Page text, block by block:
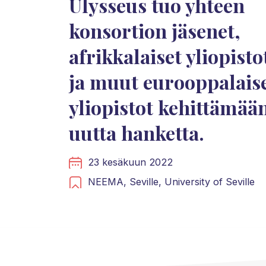
Ulysseus tuo yhteen
konsortion jäsenet,
afrikkalaiset
ja muut
yliopistot
uutta hanketta.
23 kesäkuun 2022
NEEMA, Seville, University of Seville